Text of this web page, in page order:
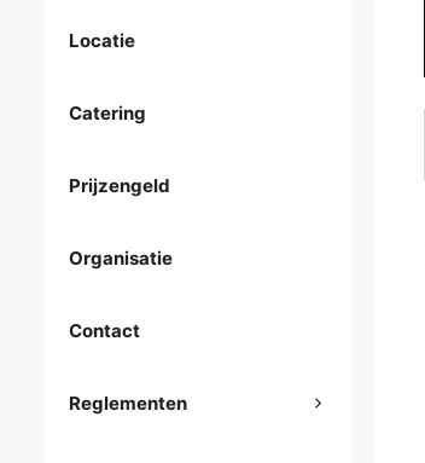
Locatie
Catering
Prijzengeld
Organisatie
Contact
Reglementen